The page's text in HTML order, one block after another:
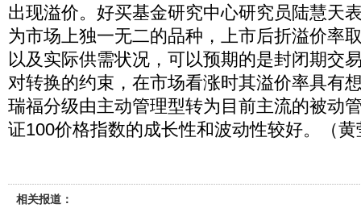
出现溢价。好买基金研究中心研究员陆慧天
为市场上独一无二的品种，上市后折溢价率
以及实际供需状况，可以预期的是封闭期交
对转换的约束，在市场看涨时其溢价率具有
瑞福分级由主动管理型转为目前主流的被动
证100价格指数的成长性和波动性较好。（黄
相关报道：